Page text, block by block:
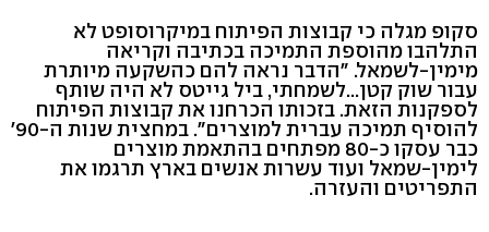
סקופ מגלה כי קבוצות הפיתוח במיקרוסופט לא
התלהבו מהוספת התמיכה בכתיבה וקריאה
מימין-לשמאל. "הדבר נראה להם כהשקעה מיותרת
עבור שוק קטן...לשמחתי, ביל גייטס לא היה שותף
לספקנות הזאת. בזכותו הכרחנו את קבוצות הפיתוח
להוסיף תמיכה עברית למוצרים". במחצית שנות ה-90'
כבר עסקו כ-80 מפתחים בהתאמת מוצרים
לימין-שמאל ועוד עשרות אנשים בארץ תרגמו את
התפריטים והעזרה.